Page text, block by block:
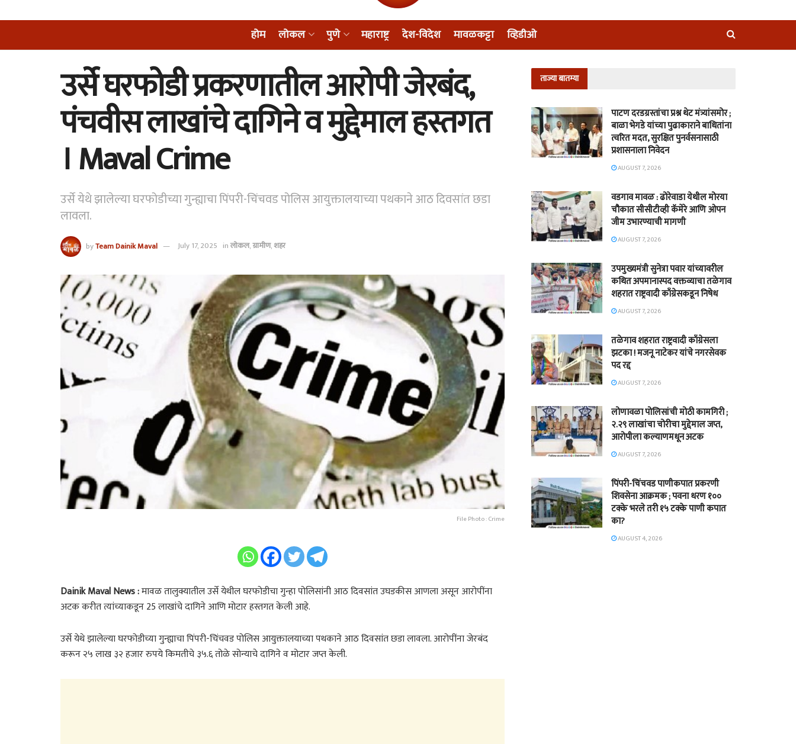
होम लोकल पुणे महाराष्ट्र देश-विदेश मावळकट्टा व्हिडीओ
उर्से घरफोडी प्रकरणातील आरोपी जेरबंद,
पंचवीस लाखांचे दागिने व मुद्देमाल हस्तगत
। Maval Crime
उर्से येथे झालेल्या घरफोडीच्या गुन्ह्याचा पिंपरी-चिंचवड पोलिस आयुक्तालयाच्या पथकाने आठ दिवसांत छडा
लावला.
byTeam Dainik Maval July 17, 2025 inलोकल,ग्रामीण,शहर
File Photo : Crime
Dainik Maval News :मावळ तालुक्यातील उर्से येथील घरफोडीचा गुन्हा पोलिसांनी आठ दिवसांत उघडकीस आणला असून आरोपींना
अटक करीत त्यांच्याकडून 25 लाखांचे दागिने आणि मोटार हस्तगत केली आहे.
उर्से येथे झालेल्या घरफोडीच्या गुन्ह्याचा पिंपरी-चिंचवड पोलिस आयुक्तालयाच्या पथकाने आठ दिवसांत छडा लावला. आरोपींना जेरबंद
करून २५ लाख ३२ हजार रुपये किमतीचे ३५.६ तोळे सोन्याचे दागिने व मोटार जप्त केली.
ताज्या बातम्या
पाटण दरडग्रस्तांचा प्रश्न थेट मंत्र्यांसमोर ;
बाळा भेगडे यांच्या पुढाकाराने बाधितांना
त्वरित मदत, सुरक्षित पुनर्वसनासाठी
प्रशासनाला निवेदन
AUGUST 7, 2026
वडगाव मावळ : ढोरेवाडा येथील मोरया
चौकात सीसीटीव्ही कॅमेरे आणि ओपन
जीम उभारण्याची मागणी
AUGUST 7, 2026
उपमुख्यमंत्री सुनेत्रा पवार यांच्यावरील
कथित अपमानास्पद वक्तव्याचा तळेगाव
शहरात राष्ट्रवादी काँग्रेसकडून निषेध
AUGUST 7, 2026
तळेगाव शहरात राष्ट्रवादी काँग्रेसला
झटका ! मजनू नाटेकर यांचे नगरसेवक
पद रद्द
AUGUST 7, 2026
लोणावळा पोलिसांची मोठी कामगिरी ;
२.२९ लाखांचा चोरीचा मुद्देमाल जप्त,
आरोपीला कल्याणमधून अटक
AUGUST 7, 2026
पिंपरी-चिंचवड पाणीकपात प्रकरणी
शिवसेना आक्रमक ; पवना धरण १००
टक्के भरले तरी १५ टक्के पाणी कपात
का?
AUGUST 4, 2026